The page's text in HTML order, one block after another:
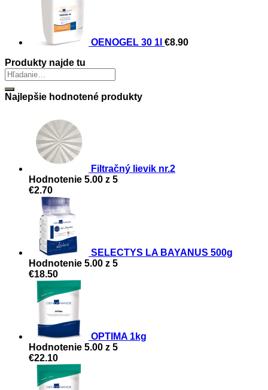
OENOGEL 30 1l €8.90
Produkty najde tu
Najlepšie hodnotené produkty
Filtračný lievik nr.2
Hodnotenie 5.00 z 5
€2.70
SELECTYS LA BAYANUS 500g
Hodnotenie 5.00 z 5
€18.50
OPTIMA 1kg
Hodnotenie 5.00 z 5
€22.10